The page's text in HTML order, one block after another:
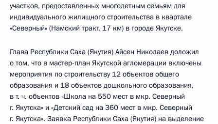
участков, предоставленных многодетным семьям для
индивидуального жилищного строительства в квартале
«Северный» (Намский тракт, 17 км) в городе Якутске.
Глава Республики Саха (Якутия) Айсен Николаев доложил
о том, что в мастер-план Якутской агломерации включены
мероприятия по строительству 12 объектов общего
образования и 18 объектов дошкольного образования,
в т. ч. объектов «Школа на 550 мест в мкр. Северный
г. Якутска» и «Детский сад на 360 мест в мкр. Северный
г. Якутска». Заявка Республики Саха (Якутия) на выделение